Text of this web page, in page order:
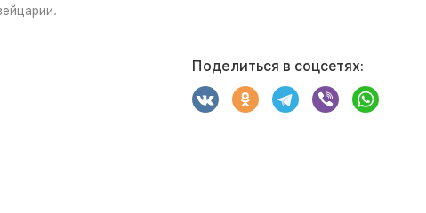
Поделиться в соцсетях: